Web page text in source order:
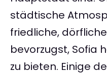
städtische
friedliche,
bevorzugst, Sofia
zu bieten. Einige